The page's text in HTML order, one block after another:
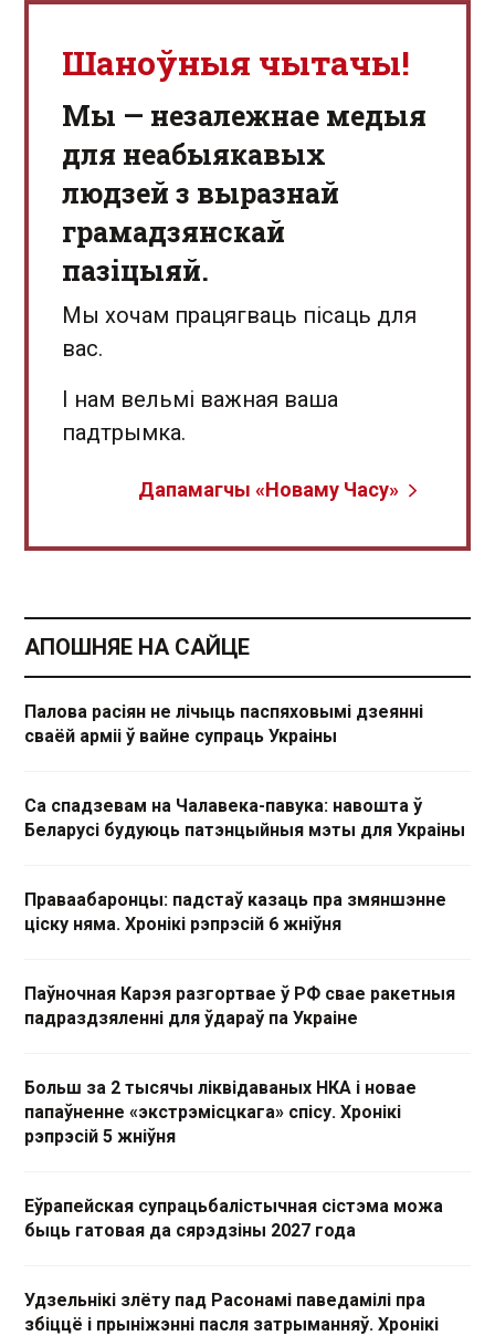
Шаноўныя чытачы!
Мы — незалежнае медыя
для неабыякавых
людзей з выразнай
грамадзянскай
пазіцыяй.
Мы хочам працягваць пісаць для
вас.
І нам вельмі важная ваша
падтрымка.
Дапамагчы «Новаму Часу»
АПОШНЯЕ НА САЙЦЕ
Палова расіян не лічыць паспяховымі дзеянні
сваёй арміі ў вайне супраць Украіны
Са спадзевам на Чалавека-павука: навошта ў
Беларусі будуюць патэнцыйныя мэты для Украіны
Праваабаронцы: падстаў казаць пра змяншэнне
ціску няма. Хронікі рэпрэсій 6 жніўня
Паўночная Карэя разгортвае ў РФ свае ракетныя
падраздзяленні для ўдараў па Украіне
Больш за 2 тысячы ліквідаваных НКА і новае
папаўненне «экстрэмісцкага» спісу. Хронікі
рэпрэсій 5 жніўня
Еўрапейская супрацьбалістычная сістэма можа
быць гатовая да сярэдзіны 2027 года
Удзельнікі злёту пад Расонамі паведамілі пра
збіццё і прыніжэнні пасля затрыманняў. Хронікі